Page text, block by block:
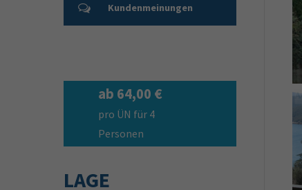
Kundenmeinungen
ab 64,00 €
pro ÜN für 4
Personen
LAGE